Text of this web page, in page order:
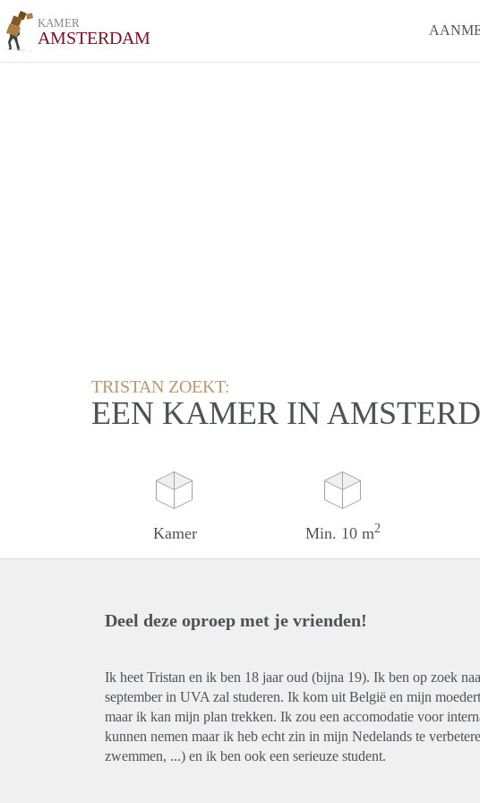
KAMER
AMSTERDAM
TRISTAN ZOEKT:
EEN KAMER IN
Kamer Min. 10 m2
Deel deze oproep met je vrienden!
Ik heet Tristan en ik ben 18 jaar oud (bijna 19). Ik ben op zoek
september in UVA zal studeren. Ik kom uit België en mijn
maar ik kan mijn plan trekken. Ik zou een accomodatie voor
kunnen nemen maar ik heb echt zin in mijn Nedelands te
zwemmen, ...) en ik ben ook een serieuze student.